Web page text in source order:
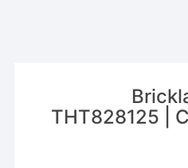
THT828125 |